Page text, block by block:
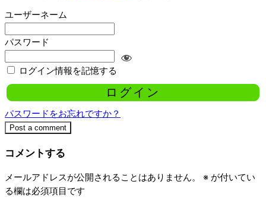
ユーザーネーム
パスワード
ログイン情報を記憶する
パスワードをお忘れですか？
Post a comment
コメントする
メールアドレスが公開されることはありません。 ※ が付いてい
る欄は必須項目です